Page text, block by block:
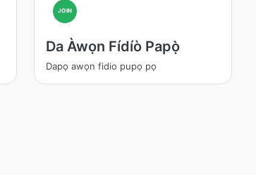
JOIN
Da Àwọn Fídíò Papọ̀
Dapọ awọn fidio pupọ pọ